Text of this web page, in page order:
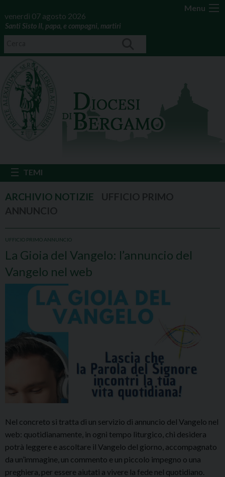
Menu
venerdì 07 agosto 2026
Santi Sisto II, papa, e compagni, martiri
UFFICIO PRIMO ANNUNCIO
La Gioia del Vangelo: l’annuncio del
Vangelo nel web
Nel concreto si tratta di un servizio di annuncio del Vangelo nel
web: quotidianamente, in ogni tempo liturgico, chi desidera
potrà leggere e ascoltare il Vangelo del giorno, accompagnato
da un’immagine, un commento e un piccolo impegno o una
preghiera, per essere aiutati a vivere la fede nel quotidiano.